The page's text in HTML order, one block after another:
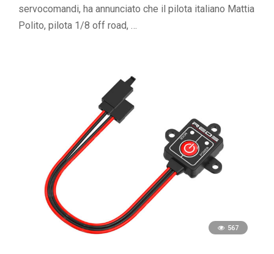
servocomandi, ha annunciato che il pilota italiano Mattia
Polito, pilota 1/8 off road, …
567